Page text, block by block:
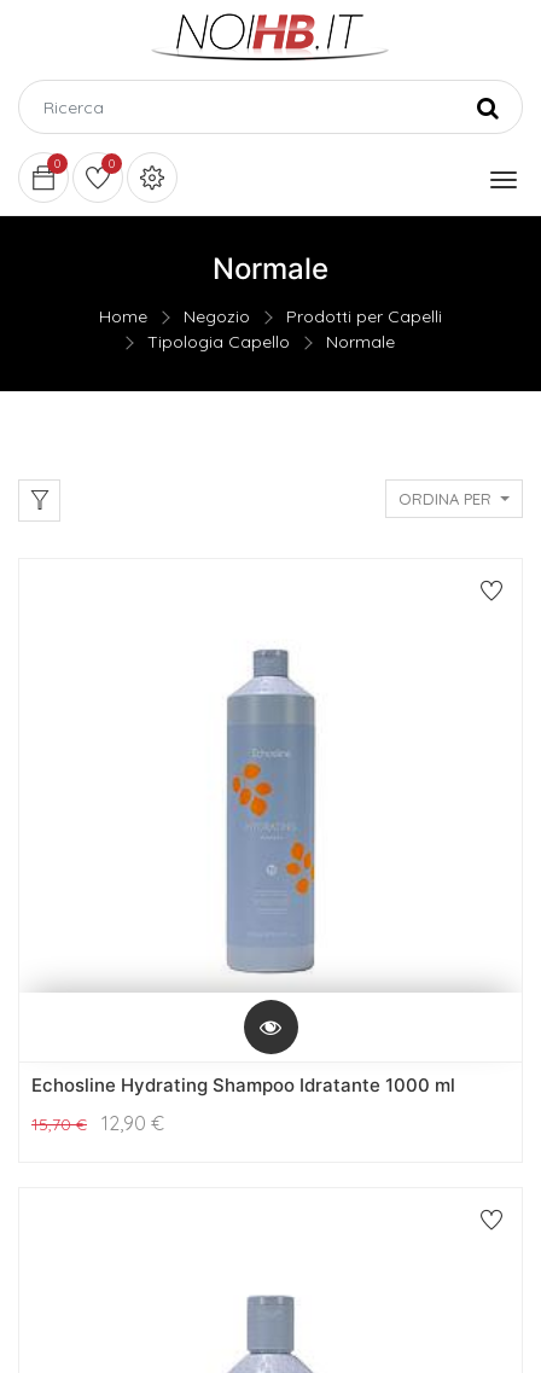
0 0
Normale
Home Negozio
Prodotti per Capelli
Tipologia Capello
Normale
ORDINA PER
Echosline Hydrating Shampoo Idratante 1000 ml
15,70€ 12,90 €